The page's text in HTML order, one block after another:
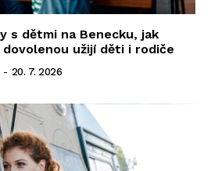
s dětmi na Benecku, jak
užijí děti i rodiče
- 20. 7. 2026